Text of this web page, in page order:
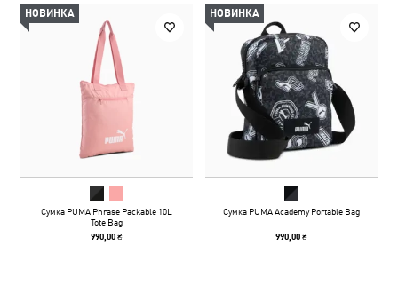
НОВИНКА
Сумка PUMA Phrase Packable 10L
Tote Bag
990,00 ₴
НОВИНКА
Сумка PUMA Academy Portable Bag
990,00 ₴